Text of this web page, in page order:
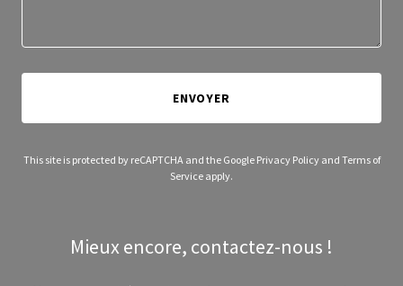
ENVOYER
This site is protected by reCAPTCHA and the Google Privacy Policyand Terms of
Service apply.
Mieux encore, contactez-nous !